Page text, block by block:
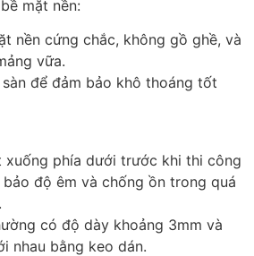
mặt nền:
nền cứng chắc, không gồ ghề, và
vữa.
để đảm bảo khô thoáng tốt
xuống phía dưới trước khi thi công
độ êm và chống ồn trong quá
có độ dày khoảng 3mm và
nhau bằng keo dán.